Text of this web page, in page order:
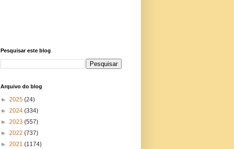
Pesquisar este blog
Arquivo do blog
► 2025 (24)
► 2024 (334)
► 2023 (557)
► 2022 (737)
► 2021 (1174)